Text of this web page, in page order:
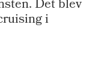
Det blev
i